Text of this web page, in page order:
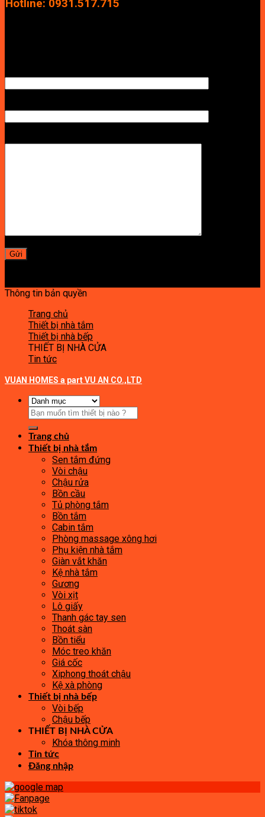
Hotline: 0931.517.715
Thông tin bản quyền
Trang chủ
Thiết bị nhà tắm
Thiết bị nhà bếp
THIẾT BỊ NHÀ CỬA
Tin tức
VUAN HOMES a part VU AN CO.,LTD
Tìm
kiếm:
Trang chủ
Thiết bị nhà tắm
Sen tắm đứng
Vòi chậu
Chậu rửa
Bồn cầu
Tủ phòng tắm
Bồn tắm
Cabin tắm
Phòng massage xông hơi
Phụ kiện nhà tắm
Giàn vắt khăn
Kệ nhà tắm
Gương
Vòi xịt
Lô giấy
Thanh gác tay sen
Thoát sàn
Bồn tiểu
Móc treo khăn
Giá cốc
Xiphong thoát chậu
Kệ xà phòng
Thiết bị nhà bếp
Vòi bếp
Chậu bếp
THIẾT BỊ NHÀ CỬA
Khóa thông minh
Tin tức
Đăng nhập